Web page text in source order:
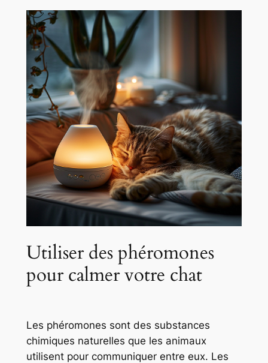
Utiliser des phéromones
pour calmer votre chat
Les phéromones sont des substances
chimiques naturelles que les animaux
utilisent pour communiquer entre eux. Les